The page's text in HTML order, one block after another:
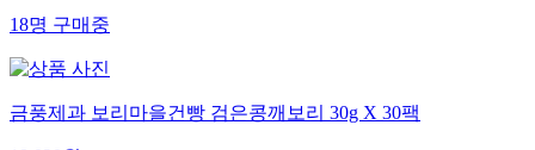
18명구매중
금풍제과 보리마을건빵 검은콩깨보리 30g X 30팩